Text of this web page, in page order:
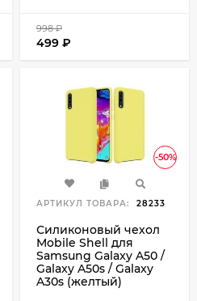
998₽
499 ₽
-50%
АРТИКУЛ ТОВАРА: 28233
Силиконовый чехол
Mobile Shell для
Samsung Galaxy A50 /
Galaxy A50s / Galaxy
A30s (желтый)